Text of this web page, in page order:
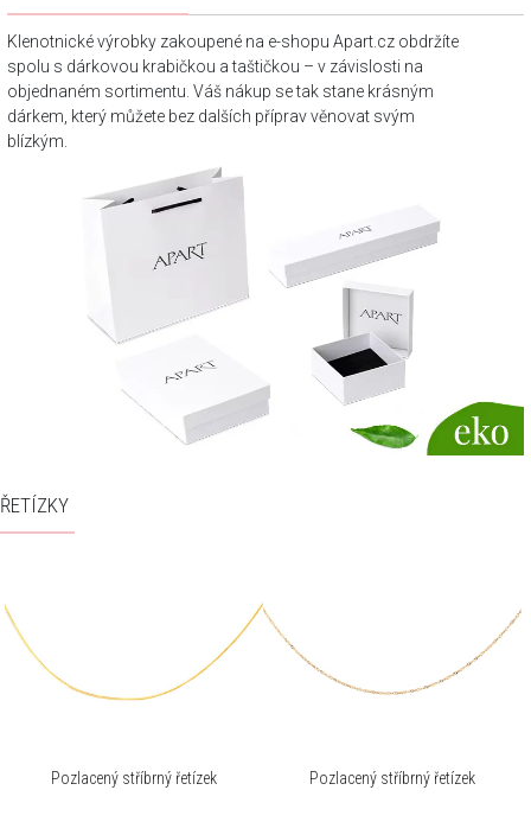
Klenotnické výrobky zakoupené na e-shopu Apart.cz obdržíte
spolu s dárkovou krabičkou a taštičkou – v závislosti na
objednaném sortimentu. Váš nákup se tak stane krásným
dárkem, který můžete bez dalších příprav věnovat svým
blízkým.
ŘETÍZKY
Pozlacený stříbrný řetízek Pozlacený stříbrný řetízek